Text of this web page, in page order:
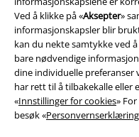
Ved å klikke på «Aksepter»
informasjonskapsler blir
kan du nekte samtykke ved
bare nødvendige
dine individuelle preferanser
har rett til å tilbakekalle eller
«Innstillinger for cookies»
besøk «Personvernserklæring
Vilkår
Impressum
Konfidensialitetserklæring
Avfallshåndtering og